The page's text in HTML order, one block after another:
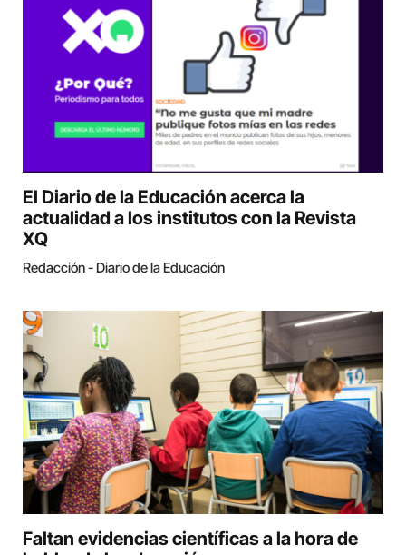
El Diario de la Educación acerca la
actualidad a los institutos con la Revista
XQ
Redacción - Diario de la Educación
Faltan evidencias científicas a la hora de